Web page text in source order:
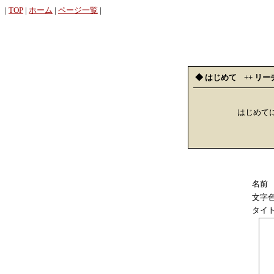
| TOP | ホーム | ページ一覧 |
◆ はじめて ++ リー
はじめて
名前
文字
タイ